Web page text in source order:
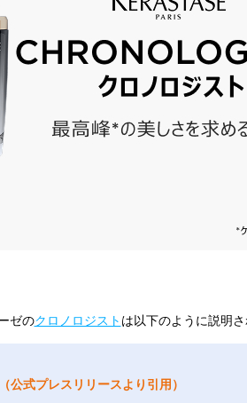
ゼのクロノロジスト は以下のように説明さ
公式プレスリリースより引用）